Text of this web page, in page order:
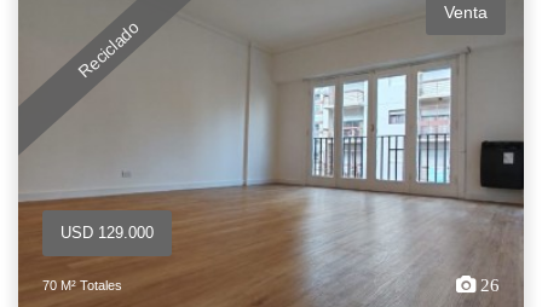
Reciclado
Venta
USD 129.000
70 M² Totales 26